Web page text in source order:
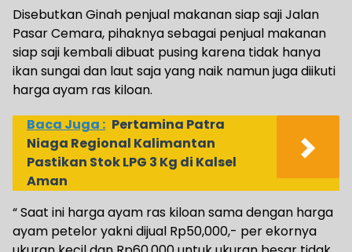
Disebutkan Ginah penjual makanan siap saji Jalan
Pasar Cemara, pihaknya sebagai penjual makanan
siap saji kembali dibuat pusing karena tidak hanya
ikan sungai dan laut saja yang naik namun juga diikuti
harga ayam ras kiloan.
Baca Juga : Pertamina Patra
Niaga Regional Kalimantan
Pastikan Stok LPG 3 Kg di Kalsel
Aman
“ Saat ini harga ayam ras kiloan sama dengan harga
ayam petelor yakni dijual Rp50,000,- per ekornya